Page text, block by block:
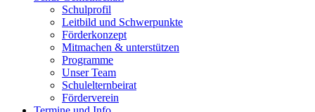
Schulprofil
Leitbild und Schwerpunkte
Förderkonzept
Mitmachen & unterstützen
Programme
Unser Team
Schulelternbeirat
Förderverein